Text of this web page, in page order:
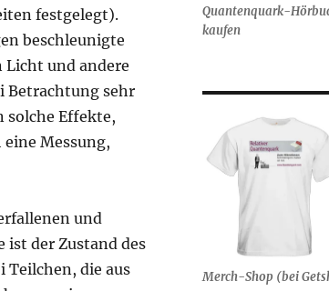
festgelegt).
beschleunigte
Licht und andere
Betrachtung sehr
solche Effekte,
Messung,
und
ist der Zustand des
Teilchen, die aus
Quantenquark-
kaufen
Merch-Shop (bei